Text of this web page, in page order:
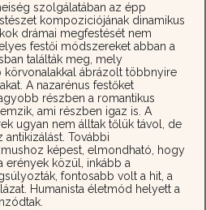
szolgálatában az épp
kompoziciójának dinamikus
drámai megfestését nem
festői módszereket abban a
találták meg, mely
körvonalakkal ábrázolt többnyire
A nazarénus festőket
részben a romantikus
ami részben igaz is. A
ugyan nem álltak tőlük távol, de
antikizálást. További
képest, elmondható, hogy
erények közül, inkább a
fontosabb volt a hit, a
Humanista életmód helyett a